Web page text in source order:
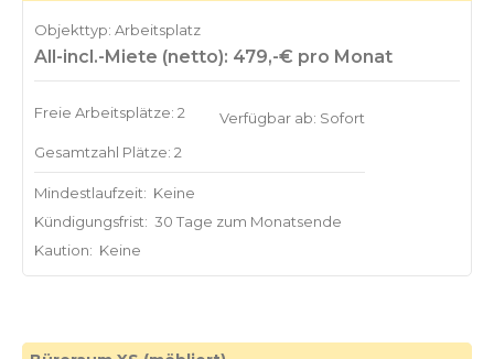
Objekttyp: Arbeitsplatz
All-incl.-Miete (netto): 479,-€ pro Monat
Freie Arbeitsplätze: 2
Gesamtzahl Plätze: 2
Verfügbar ab: Sofort
Mindestlaufzeit: Keine
Kündigungsfrist: 30 Tage zum Monatsende
Kaution: Keine